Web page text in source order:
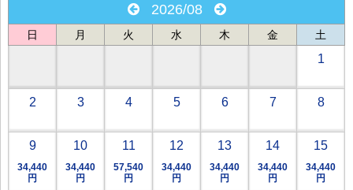
2026/08
日 月 火 水 木 金 土
1
2 3 4 5 6 7 8
9
34,440
円
10
34,440
円
11
57,540
円
12
34,440
円
13
34,440
円
14
34,440
円
15
34,440
円